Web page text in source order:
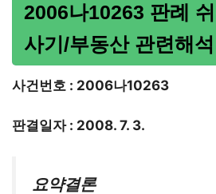
2006나10263 판례
사기/부동산 관련해석
사건번호 : 2006나10263
판결일자 : 2008. 7. 3.
요약결론